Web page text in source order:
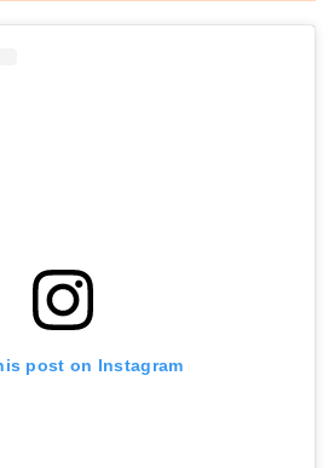
post on Instagram